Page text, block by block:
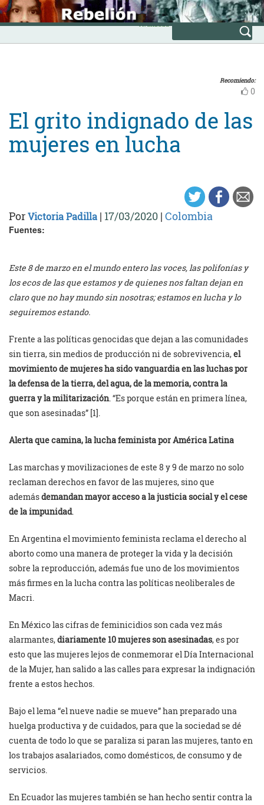
Skip
to
content
INICIO
Avanzada
Recomiendo:
0
El grito indignado de las
mujeres en lucha
PorVictoria Padilla | 17/03/2020 | Colombia
Fuentes:
Este 8 de marzo en el mundo entero las voces, las polifonías y
los ecos de las que estamos y de quienes nos faltan dejan en
claro que no hay mundo sin nosotras; estamos en lucha y lo
seguiremos estando.
Frente a las políticas genocidas que dejan a las comunidades
sin tierra, sin medios de producción ni de sobrevivencia,el
movimiento de mujeres ha sido vanguardia en las luchas por
la defensa de la tierra, del agua, de la memoria, contra la
guerra y la militarización. “Es porque están en primera línea,
que son asesinadas” [1].
Alerta que camina, la lucha feminista por América Latina
Las marchas y movilizaciones de este 8 y 9 de marzo no solo
reclaman derechos en favor de las mujeres, sino que
ademásdemandan mayor acceso a la justicia social y el cese
de la impunidad.
En Argentina el movimiento feminista reclama el derecho al
aborto como una manera de proteger la vida y la decisión
sobre la reproducción, además fue uno de los movimientos
más firmes en la lucha contra las políticas neoliberales de
Macri.
En México las cifras de feminicidios son cada vez más
alarmantes,diariamente 10 mujeres son asesinadas, es por
esto que las mujeres lejos de conmemorar el Día Internacional
de la Mujer, han salido a las calles para expresar la indignación
frente a estos hechos.
Bajo el lema “el nueve nadie se mueve” han preparado una
huelga productiva y de cuidados, para que la sociedad se dé
cuenta de todo lo que se paraliza si paran las mujeres, tanto en
los trabajos asalariados, como domésticos, de consumo y de
servicios.
En Ecuador las mujeres también se han hecho sentir contra la